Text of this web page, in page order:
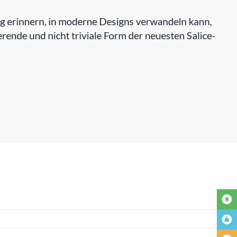
erinnern, in moderne Designs verwandeln kann,
und nicht triviale Form der neuesten Salice-